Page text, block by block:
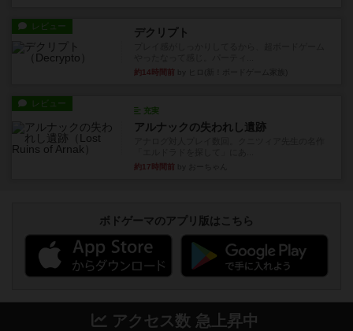
レビュー デクリプト
約14時間前
レビュー
充実
アルナックの失われし遺跡
約17時間前
ボドゲーマのアプリ版はこちら
アクセス数 急上昇中